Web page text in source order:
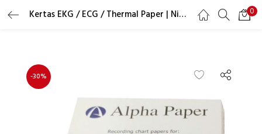
Kertas EKG / ECG / Thermal Paper | Nihon Kohden FQW110-2-140 | 110x140mm 0
LOGIN REGISTER
-30%